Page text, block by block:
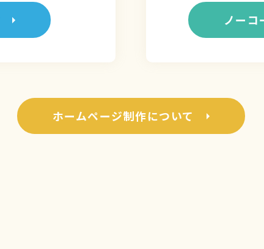
ノー
ホームページ制作について